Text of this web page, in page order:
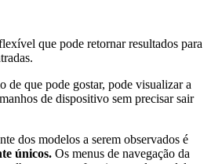
que pode retornar resultados para
de que pode gostar, pode visualizar a
de dispositivo sem precisar sair
dos modelos a serem observados é
únicos. Os menus de navegação da